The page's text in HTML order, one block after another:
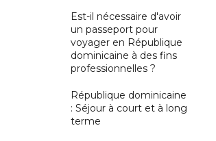
Est-il nécessaire d'avoir
un passeport pour
voyager en République
dominicaine à des fins
professionnelles ?
République dominicaine
: Séjour à court et à long
terme